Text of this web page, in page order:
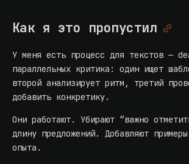
Как я это пропустил
У меня есть процесс для текстов —
параллельных критика: один ищет
второй анализирует ритм, третий
добавить конкретику.
Они работают. Убирают “важно
длину предложений. Добавляют
опыта.